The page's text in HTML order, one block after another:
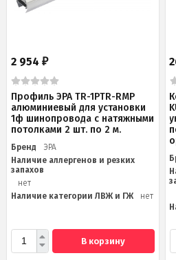
2 954 ₽
Профиль ЭРА TR-1PTR-RMP
алюминиевый для установки
1ф шинопровода с натяжными
потолками 2 шт. по 2 м.
Бренд
ЭРА
Наличие аллергенов и резких
запахов
нет
Наличие категории ЛВЖ и ГЖ
нет
В корзину